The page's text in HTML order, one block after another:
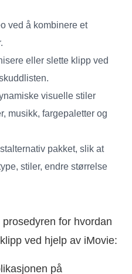
ved å kombinere et
eller slette klipp ved
visuelle stiler
musikk, fargepaletter og
pakket, slik at
stiler, endre størrelse
for hvordan
ved hjelp av iMovie:
på